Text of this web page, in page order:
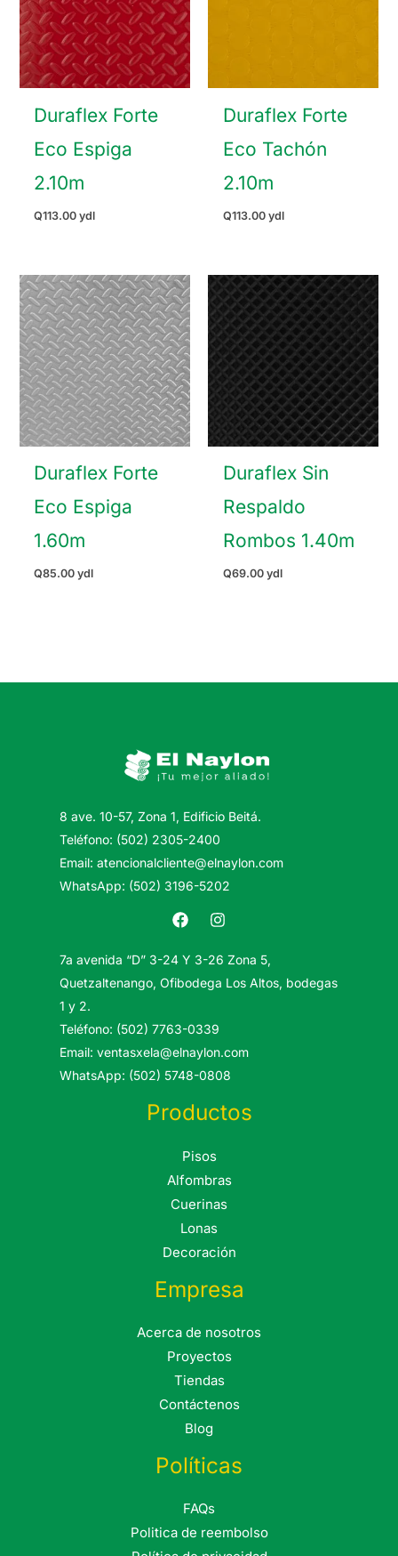
Duraflex Forte
Eco Espiga
2.10m
Q113.00 ydl
Duraflex Forte
Eco Tachón
2.10m
Q113.00 ydl
Duraflex Forte
Eco Espiga
1.60m
Q85.00 ydl
Duraflex Sin
Respaldo
Rombos 1.40m
Q69.00 ydl
8 ave. 10-57, Zona 1, Edificio Beitá.
Teléfono: (502) 2305-2400
Email: atencionalcliente@elnaylon.com
WhatsApp: (502) 3196-5202
7a avenida “D” 3-24 Y 3-26 Zona 5,
Quetzaltenango, Ofibodega Los Altos, bodegas
1 y 2.
Teléfono: (502) 7763-0339
Email: ventasxela@elnaylon.com
WhatsApp: (502) 5748-0808
Productos
Pisos
Alfombras
Cuerinas
Lonas
Decoración
Empresa
Acerca de nosotros
Proyectos
Tiendas
Contáctenos
Blog
Políticas
FAQs
Politica de reembolso